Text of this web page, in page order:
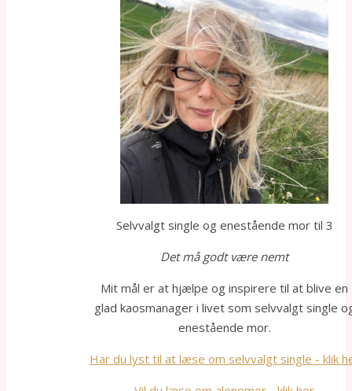
Selvvalgt single og enestående mor til 3
Det må godt være nemt
Mit mål er at hjælpe og inspirere til at blive en
glad kaosmanager i livet som selvvalgt single
enestående mor.
Har du lyst til at læse om selvvalgt single - klik